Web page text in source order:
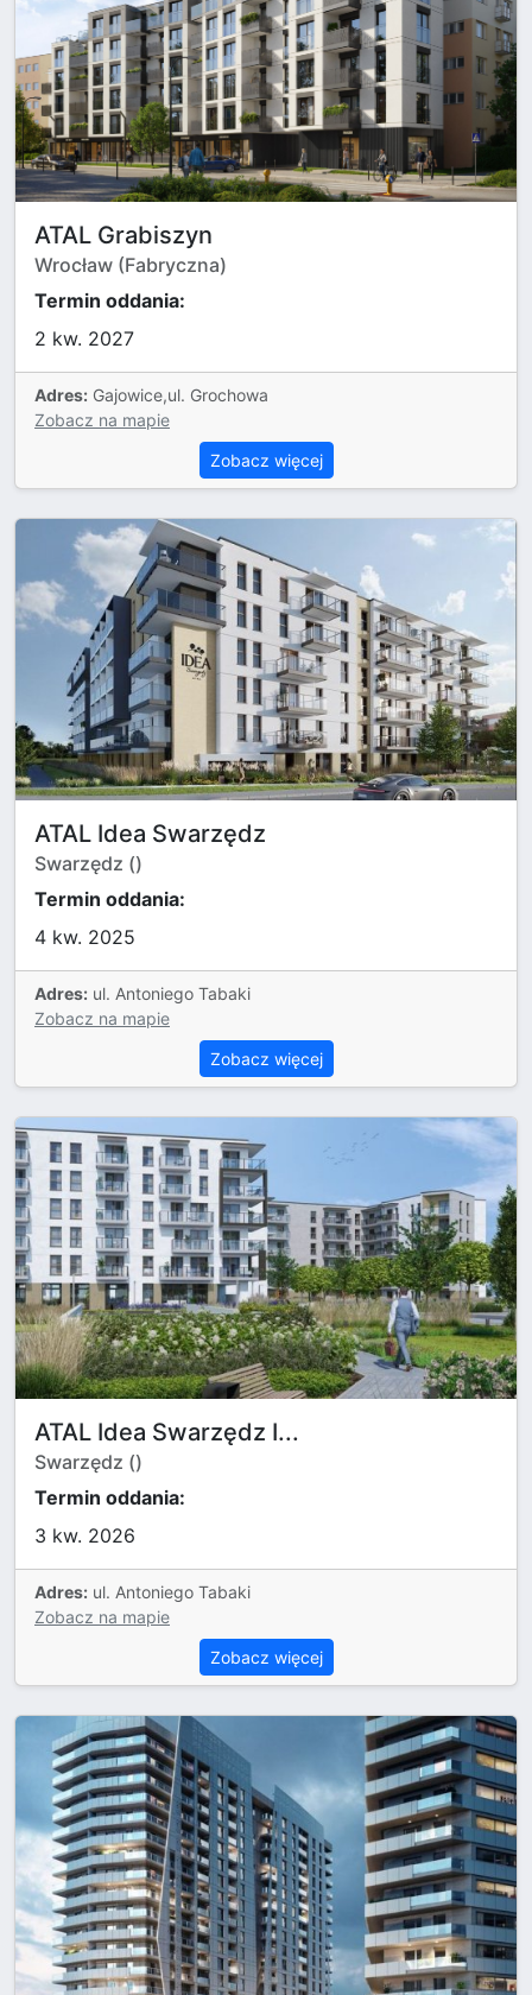
ATAL Grabiszyn
Wrocław (Fabryczna)
Termin oddania:
2 kw. 2027
Adres: Gajowice,ul. Grochowa
Zobacz na mapie
Zobacz więcej
ATAL Idea Swarzędz
Swarzędz ()
Termin oddania:
4 kw. 2025
Adres: ul. Antoniego Tabaki
Zobacz na mapie
Zobacz więcej
ATAL Idea Swarzędz I...
Swarzędz ()
Termin oddania:
3 kw. 2026
Adres: ul. Antoniego Tabaki
Zobacz na mapie
Zobacz więcej